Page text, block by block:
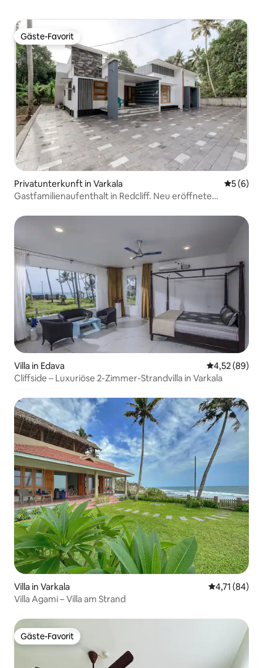
Gäste-Favorit
Gäste-Favorit
Privatunterkunft in Varkala
5 (6)
Gastfamilienaufenthalt in Redcliff. Neu eröffnete
Villa in Edava
4,52 (89)
Cliffside – Luxuriöse 2-Zimmer-Strandvilla in Varkala
Villa in Varkala
4,71 (84)
Villa Agami – Villa am Strand
Gäste-Favorit
Gäste-Favorit